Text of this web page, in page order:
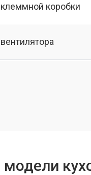
коробки
модели